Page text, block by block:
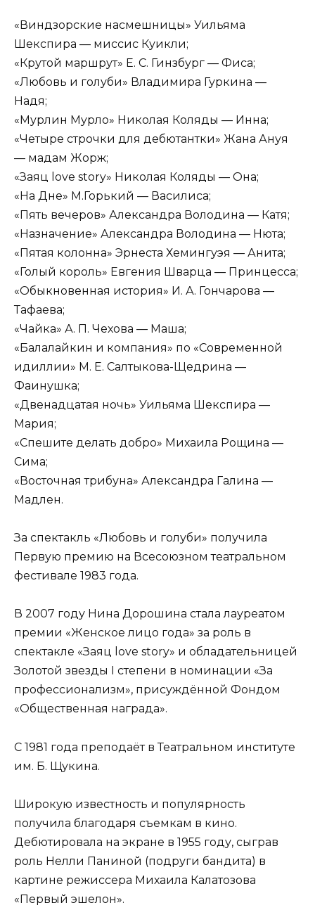
«Виндзорские насмешницы» Уильяма
Шекспира — миссис Куикли;
«Крутой маршрут» Е. С. Гинзбург — Фиса;
«Любовь и голуби» Владимира Гуркина —
Надя;
«Мурлин Мурло» Николая Коляды — Инна;
«Четыре строчки для дебютантки» Жана Ануя
— мадам Жорж;
«Заяц love story» Николая Коляды — Она;
«На Дне» М.Горький — Василиса;
«Пять вечеров» Александра Володина — Катя;
«Назначение» Александра Володина — Нюта;
«Пятая колонна» Эрнеста Хемингуэя — Анита;
«Голый король» Евгения Шварца — Принцесса;
«Обыкновенная история» И. А. Гончарова —
Тафаева;
«Чайка» А. П. Чехова — Маша;
«Балалайкин и компания» по «Современной
идиллии» М. Е. Салтыкова-Щедрина —
Фаинушка;
«Двенадцатая ночь» Уильяма Шекспира —
Мария;
«Спешите делать добро» Михаила Рощина —
Сима;
«Восточная трибуна» Александра Галина —
Мадлен.
За спектакль «Любовь и голуби» получила
Первую премию на Всесоюзном театральном
фестивале 1983 года.
В 2007 году Нина Дорошина стала лауреатом
премии «Женское лицо года» за роль в
спектакле «Заяц love story» и обладательницей
Золотой звезды I степени в номинации «За
профессионализм», присуждённой Фондом
«Общественная награда».
С 1981 года преподаёт в Театральном институте
им. Б. Щукина.
Широкую известность и популярность
получила благодаря съемкам в кино.
Дебютировала на экране в 1955 году, сыграв
роль Нелли Паниной (подруги бандита) в
картине режиссера Михаила Калатозова
«Первый эшелон».